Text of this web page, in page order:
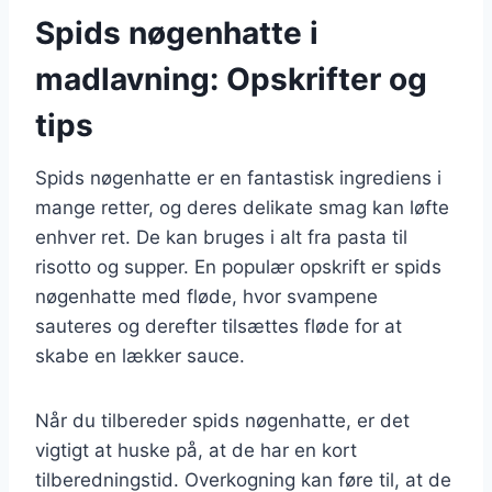
Spids nøgenhatte i
madlavning: Opskrifter og
tips
Spids nøgenhatte er en fantastisk ingrediens i
mange retter, og deres delikate smag kan løfte
enhver ret. De kan bruges i alt fra pasta til
risotto og supper. En populær opskrift er spids
nøgenhatte med fløde, hvor svampene
sauteres og derefter tilsættes fløde for at
skabe en lækker sauce.
Når du tilbereder spids nøgenhatte, er det
vigtigt at huske på, at de har en kort
tilberedningstid. Overkogning kan føre til, at de